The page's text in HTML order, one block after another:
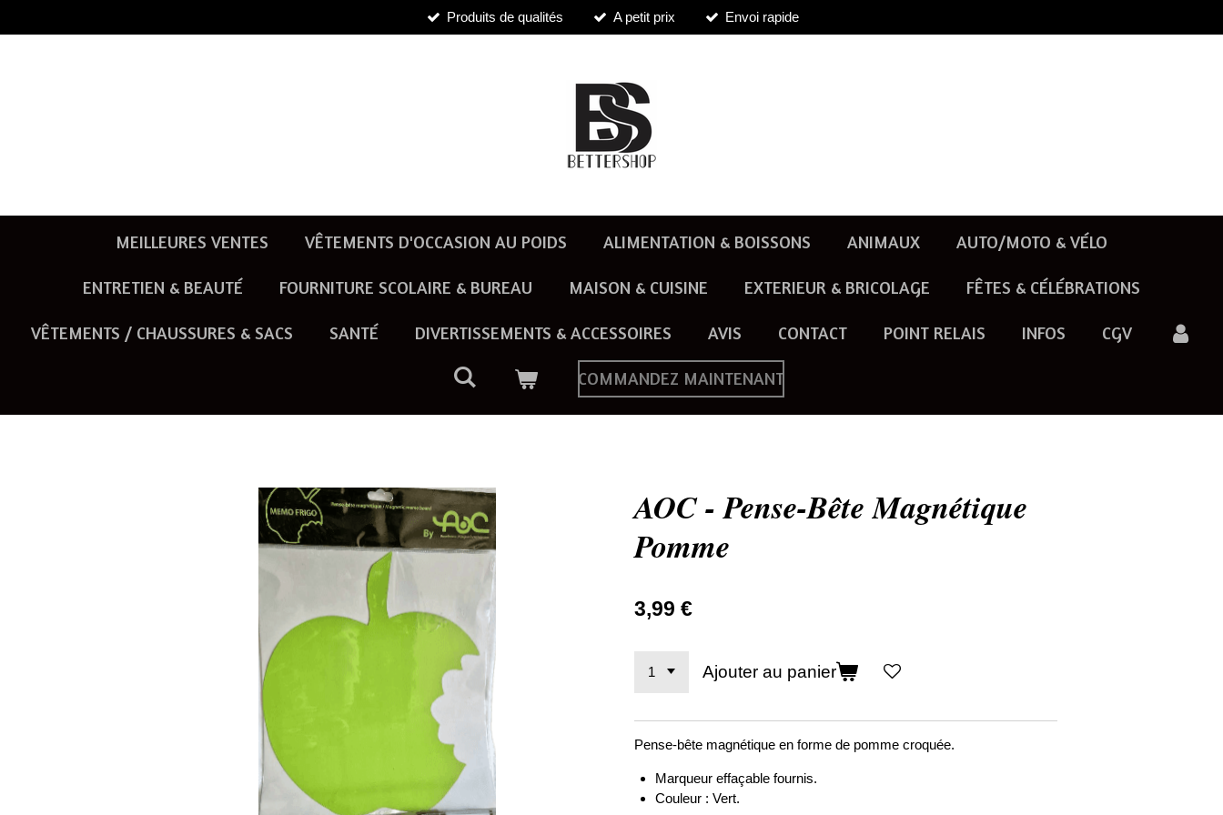
au
Produits de qualités A petit prix Envoi rapide
MEILLEURES VENTES VÊTEMENTS D'OCCASION AU POIDS ALIMENTATION & BOISSONS ANIMAUX AUTO/MOTO & VÉLO
ENTRETIEN & BEAUTÉ FOURNITURE SCOLAIRE & BUREAU MAISON & CUISINE EXTERIEUR & BRICOLAGE FÊTES & CÉLÉBRATIONS
VÊTEMENTS / CHAUSSURES & SACS SANTÉ DIVERTISSEMENTS & ACCESSOIRES AVIS CONTACT POINT RELAIS INFOS CGV
COMMANDEZ MAINTENANT
AOC - Pense-Bête Magnétique
Pomme
3,99 €
Ajouter au panier
Pense-bête magnétique en forme de pomme croquée.
Marqueur effaçable fournis.
Couleur : Vert.